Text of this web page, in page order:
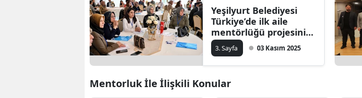
Aydın
Balıkesir
Bilecik
Bingöl
Bitlis
Yeşilyurt Belediyesi
Türkiye’de ilk aile
mentörlüğü projesini
başlattı
3. Sayfa 03 Kasım 2025
Mentorluk İle İlişkili Konular